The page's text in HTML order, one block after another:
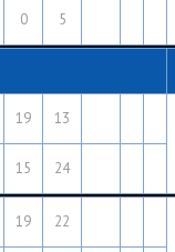
0 5
19 13
15 24
19 22